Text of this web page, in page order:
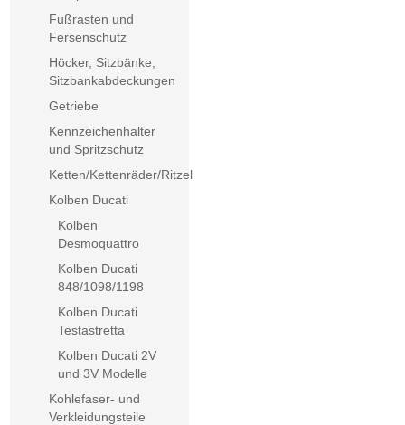
Fußrasten und
Fersenschutz
Höcker, Sitzbänke,
Sitzbankabdeckungen
Getriebe
Kennzeichenhalter
und Spritzschutz
Ketten/Kettenräder/Ritzel
Kolben Ducati
Kolben
Desmoquattro
Kolben Ducati
848/1098/1198
Kolben Ducati
Testastretta
Kolben Ducati 2V
und 3V Modelle
Kohlefaser- und
Verkleidungsteile